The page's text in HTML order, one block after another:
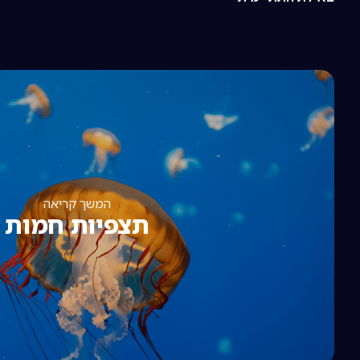
המשך קריאה
תצפיות חמות